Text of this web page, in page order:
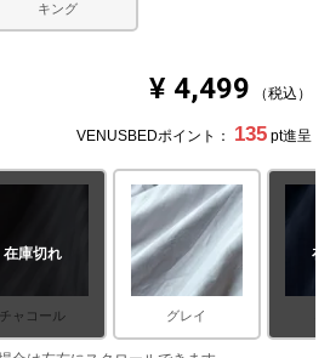
キング
¥ 4,499 税込
VENUSBEDポイント： 135 pt進呈
チャコール
在庫切れ
グレイ
在